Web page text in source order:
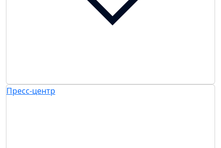
Пресс-центр